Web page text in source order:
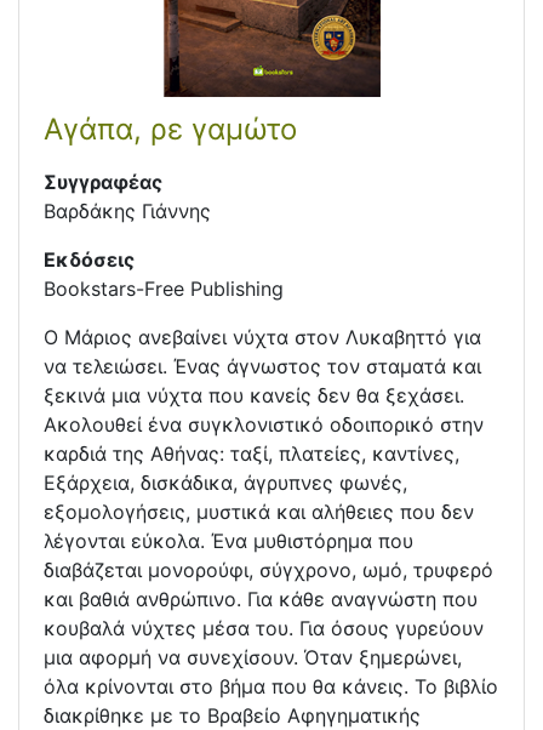
Αγάπα, ρε γαμώτο
Συγγραφέας
Βαρδάκης Γιάννης
Εκδόσεις
Bookstars-Free Publishing
Ο Μάριος ανεβαίνει νύχτα στον Λυκαβηττό για
να τελειώσει. Ένας άγνωστος τον σταματά και
ξεκινά μια νύχτα που κανείς δεν θα ξεχάσει.
Ακολουθεί ένα συγκλονιστικό οδοιπορικό στην
καρδιά της Αθήνας: ταξί, πλατείες, καντίνες,
Εξάρχεια, δισκάδικα, άγρυπνες φωνές,
εξομολογήσεις, μυστικά και αλήθειες που δεν
λέγονται εύκολα. Ένα μυθιστόρημα που
διαβάζεται μονορούφι, σύγχρονο, ωμό, τρυφερό
και βαθιά ανθρώπινο. Για κάθε αναγνώστη που
κουβαλά νύχτες μέσα του. Για όσους γυρεύουν
μια αφορμή να συνεχίσουν. Όταν ξημερώνει,
όλα κρίνονται στο βήμα που θα κάνεις. Το βιβλίο
διακρίθηκε με το Βραβείο Αφηγηματικής